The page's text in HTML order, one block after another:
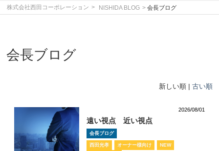
株式会社西田コーポレーション NISHIDA BLOG 会長ブログ
会長ブログ
新しい順 | 古い順
2026/08/01
遠い視点 近い視点
会長ブログ
西田光孝 オーナー様向け
NEW